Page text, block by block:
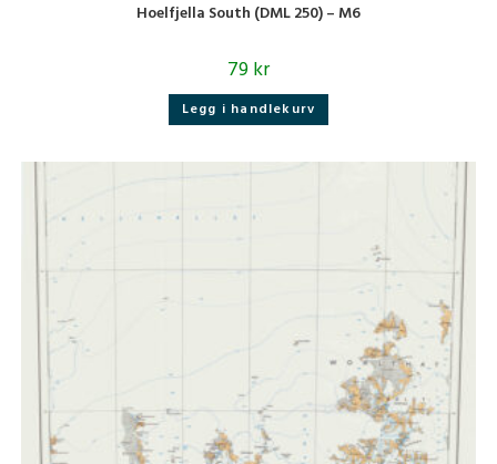
Hoelfjella South (DML 250) – M6
79kr
Legg i handlekurv